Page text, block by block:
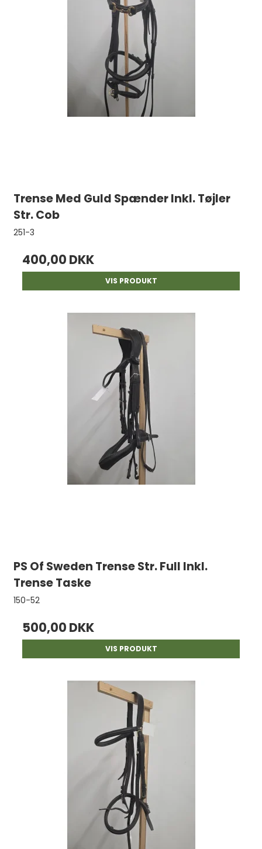
Trense Med Guld Spænder Inkl. Tøjler
Str. Cob
251-3
400,00 DKK
VIS PRODUKT
PS Of Sweden Trense Str. Full Inkl.
Trense Taske
150-52
500,00 DKK
VIS PRODUKT